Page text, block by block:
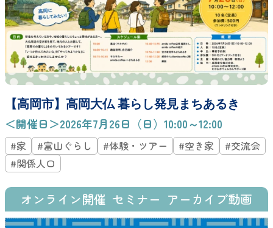
【高岡市】高岡大仏 暮らし発見まちあるき
＜開催日＞2026年7月26日（日）10:00～12:00
#家 #富山ぐらし #体験・ツアー #空き家
#交流会
#関係人口
オンライン開催 セミナー アーカイブ動画